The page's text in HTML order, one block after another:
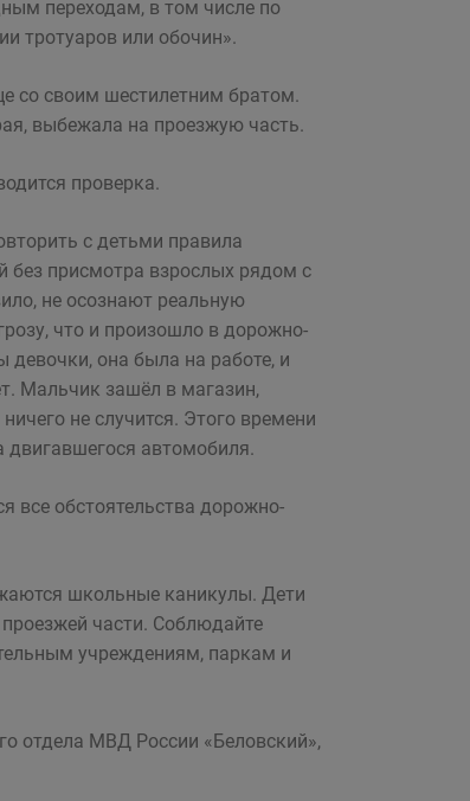
переходам, в том числе по
тротуаров или обочин».
со своим шестилетним братом.
выбежала на проезжую часть.
проверка.
с детьми правила
присмотра взрослых рядом с
не осознают реальную
что и произошло в дорожно-
она была на работе, и
Мальчик зашёл в магазин,
не случится. Этого времени
двигавшегося автомобиля.
все обстоятельства дорожно-
школьные каникулы. Дети
части. Соблюдайте
учреждениям, паркам и
отдела МВД России «Беловский»,